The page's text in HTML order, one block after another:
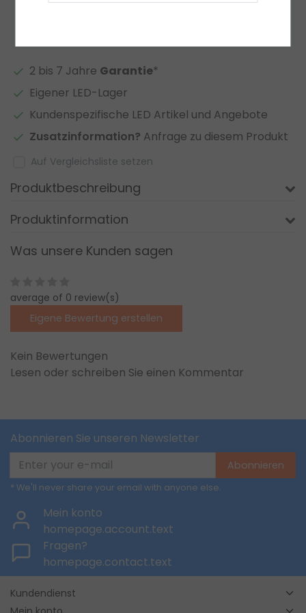
2 bis 7 Jahre Garantie*
Eigener LED-Lager
Kundenspezifische LED Artikel und Angebote
Zusatzinformation? Anfrage zu diesem Produkt
Auf Vergleichsliste setzen
Produktbeschreibung
Produktinformation
Was unsere Kunden sagen
average of 0 review(s)
Eigene Bewertung erstellen
Kein Bewertungen
Lesen oder schreiben Sie einen Kommentar
Abonnieren Sie unseren Newsletter
Abonnieren
* We'll never share your email with anyone else.
Mein konto
homepage.account.text
Fragen?
homepage.contact.text
Kundendienst